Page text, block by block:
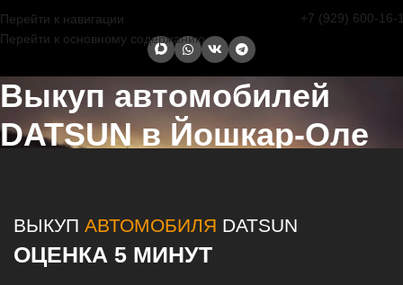
Перейти к навигации
Перейти к основному содержанию
+7 (929) 600-16-
Выкуп автомобилей
DATSUN в Йошкар-Оле
ВЫКУП АВТОМОБИЛЯ DATSUN
ОЦЕНКА 5 МИНУТ